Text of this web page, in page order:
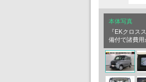
本体写真
『EKクロ
備付で諸費用